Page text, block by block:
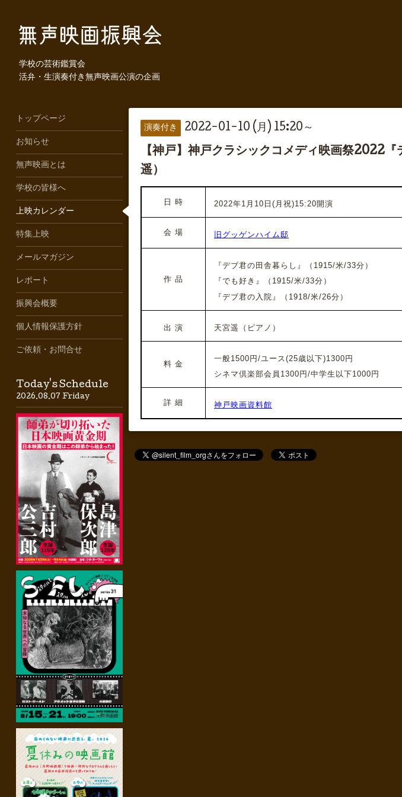
学校の芸術鑑賞会
活弁・生演奏付き無声映画公演の企画
演奏付き 2022-01-10 (月) 15:20～
【神戸】神戸クラシックコメディ映画祭2022
遥）
日 時 2022年1月10日(月祝)15:20開演
会 場 旧グッゲンハイム邸
作 品
『デブ君の田舎暮らし』（1915/米/33分）
『でも好き』（1915/米/33分）
『デブ君の入院』
（1918/米/26分）
出 演 天宮遥（ピアノ）
料 金
一般1500円/ユース(25歳以下)1300円
シネマ倶楽部会員1300円/中学生以下1000円
詳 細 神戸映画資料館
トップページ
お知らせ
無声映画とは
学校の皆様へ
上映カレンダー
特集上映
メールマガジン
レポート
振興会概要
個人情報保護方針
ご依頼・お問合せ
Today's Schedule
2026.08.07 Friday